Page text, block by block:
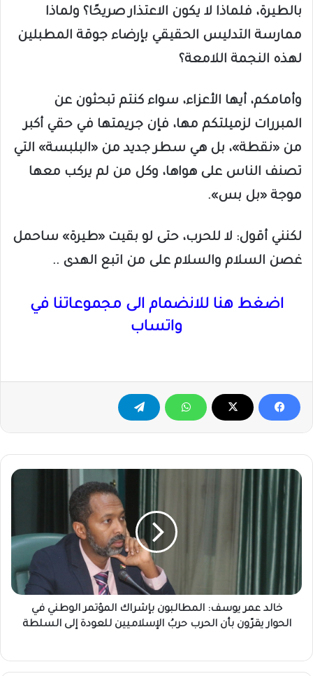
بالطيرة، فلماذا لا يكون الاعتذار صريحًا؟ ولماذا
ممارسة التدليس الحقيقي بإرضاء جوقة المطبلين
لهذه النجمة اللامعة؟
وأمامكم، أيها الأعزاء، سواء كنتم تبحثون عن
المبررات لزميلتكم مها، فإن جريمتها في حقي أكبر
من «نقطة»، بل هي سطر جديد من «البلبسة» التي
تصنف الناس على هواها، وكل من لم يركب معها
موجة «بل بس».
لكنني أقول: لا للحرب، حتى لو بقيت «طيرة» ساحمل
غصن السلام والسلام على من اتبع الهدى ..
اضغط هنا للانضمام الى مجموعاتنا في
واتساب
خالد
عمر
المطالبون
بإشراك
المؤتمر
الوطني
في
الحوار
يقرّونخالد عمر يوسف: المطالبون بإشراك المؤتمر الوطني في
الحوار يقرّون بأن الحرب حربُ الإسلاميين للعودة إلى السلطة